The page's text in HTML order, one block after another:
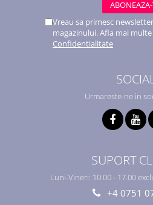
Vreau sa primesc
magazinului. Afla mai multe
Confidentialitate
Urmareste-ne in
SUPORT
Luni-Vineri: 10.00 - 17.00
+4 0751